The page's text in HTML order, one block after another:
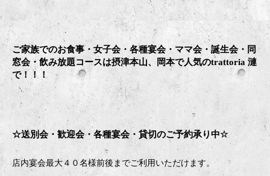
ご家族でのお食事・女子会・各種宴会・ママ会・誕生会・同
窓会・飲み放題コースは摂津本山、岡本で人気のtrattoria 漣
で！！！
☆送別会・歓迎会・ 各種宴会・貸切のご予約承り中☆
店内宴会最大４０名様前後までご利用いただけます。